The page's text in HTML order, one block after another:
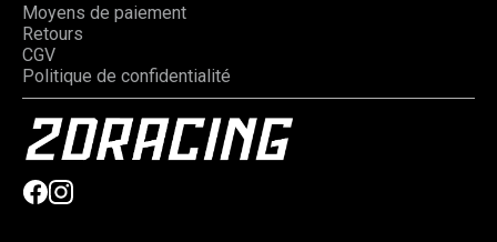
Moyens de paiement
Retours
CGV
Politique de confidentialité